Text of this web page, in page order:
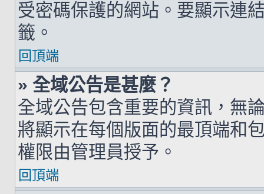
受密碼保護的網站。要顯示連
籤。
回頂端
» 全域公告是甚麼？
全域公告包含重要的資訊，無
將顯示在每個版面的最頂端和
權限由管理員授予。
回頂端